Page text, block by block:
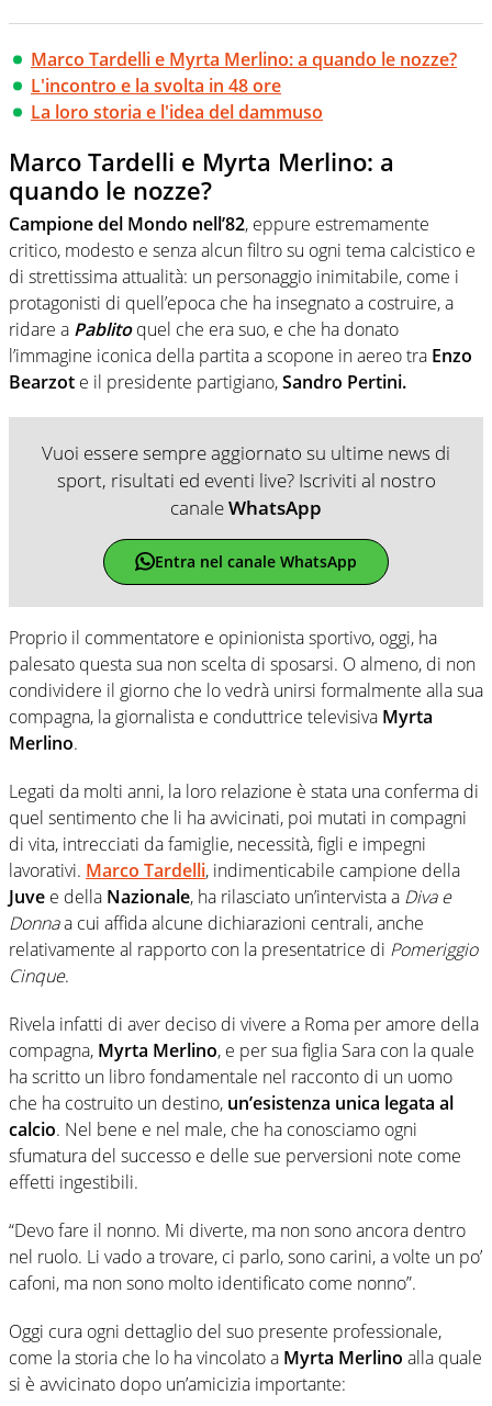
Marco Tardelli e Myrta Merlino: a quando le nozze?
L'incontro e la svolta in 48 ore
La loro storia e l'idea del dammuso
Marco Tardelli e Myrta Merlino: a
quando le nozze?
Campione del Mondo nell’82, eppure estremamente
critico, modesto e senza alcun filtro su ogni tema calcistico e
di strettissima attualità: un personaggio inimitabile, come i
protagonisti di quell’epoca che ha insegnato a costruire, a
ridare a Pablitoquel che era suo, e che ha donato
l’immagine iconica della partita a scopone in aereo tra Enzo
Bearzot e il presidente partigiano,Sandro Pertini.
Vuoi essere sempre aggiornato su ultime news di
sport, risultati ed eventi live? Iscriviti al nostro
canaleWhatsApp
Entra nel canale WhatsApp
Proprio il commentatore e opinionista sportivo, oggi, ha
palesato questa sua non scelta di sposarsi. O almeno, di non
condividere il giorno che lo vedrà unirsi formalmente alla sua
compagna, la giornalista e conduttrice televisiva Myrta
Merlino.
Legati da molti anni, la loro relazione è stata una conferma di
quel sentimento che li ha avvicinati, poi mutati in compagni
di vita, intrecciati da famiglie, necessità, figli e impegni
lavorativi. Marco Tardelli, indimenticabile campione della
Juve e della Nazionale, ha rilasciato un’intervista a Diva e
Donnaa cui affida alcune dichiarazioni centrali, anche
relativamente al rapporto con la presentatrice di Pomeriggio
Cinque.
Rivela infatti di aver deciso di vivere a Roma per amore della
compagna, Myrta Merlino, e per sua figlia Sara con la quale
ha scritto un libro fondamentale nel racconto di un uomo
che ha costruito un destino, un’esistenza unica legata al
calcio. Nel bene e nel male, che ha conosciamo ogni
sfumatura del successo e delle sue perversioni note come
effetti ingestibili.
“Devo fare il nonno. Mi diverte, ma non sono ancora dentro
nel ruolo. Li vado a trovare, ci parlo, sono carini, a volte un po’
cafoni, ma non sono molto identificato come nonno”.
Oggi cura ogni dettaglio del suo presente professionale,
come la storia che lo ha vincolato a Myrta Merlino alla quale
si è avvicinato dopo un’amicizia importante: